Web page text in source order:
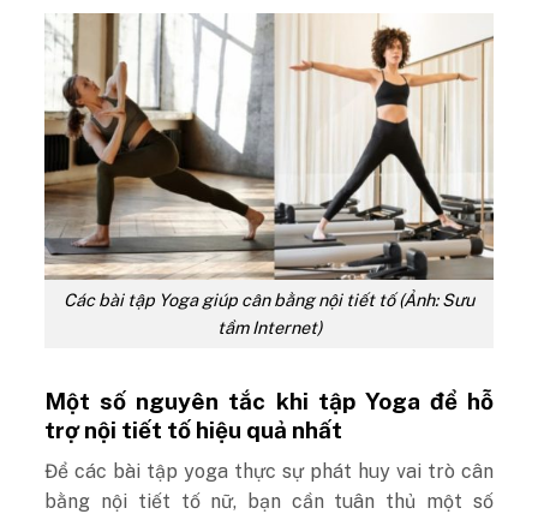
Các bài tập Yoga giúp cân bằng nội tiết tố (Ảnh: Sưu
tầm Internet)
Một số nguyên tắc khi tập Yoga để hỗ
trợ nội tiết tố hiệu quả nhất
Để các bài tập yoga thực sự phát huy vai trò cân
bằng nội tiết tố nữ, bạn cần tuân thủ một số